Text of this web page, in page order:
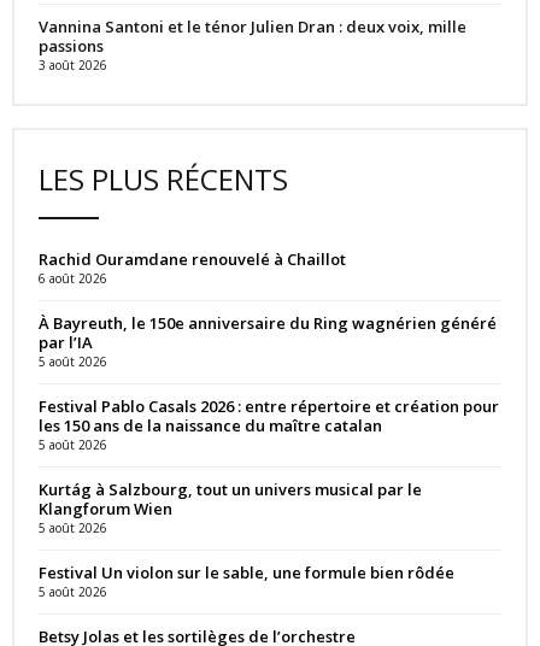
Vannina Santoni et le ténor Julien Dran : deux voix, mille
passions
3 août 2026
LES PLUS RÉCENTS
Rachid Ouramdane renouvelé à Chaillot
6 août 2026
À Bayreuth, le 150e anniversaire du Ring wagnérien généré
par l’IA
5 août 2026
Festival Pablo Casals 2026 : entre répertoire et création pour
les 150 ans de la naissance du maître catalan
5 août 2026
Kurtág à Salzbourg, tout un univers musical par le
Klangforum Wien
5 août 2026
Festival Un violon sur le sable, une formule bien rôdée
5 août 2026
Betsy Jolas et les sortilèges de l’orchestre